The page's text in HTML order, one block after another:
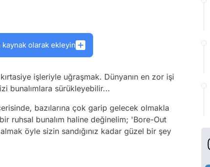
kaynak olarak ekleyin
işleriyle uğraşmak. Dünyanın en zor işi
bunalımlara sürükleyebilir...
bazılarına çok garip gelecek olmakla
ruhsal bunalım haline değinelim; 'Bore-Out
öyle sizin sandığınız kadar güzel bir şey